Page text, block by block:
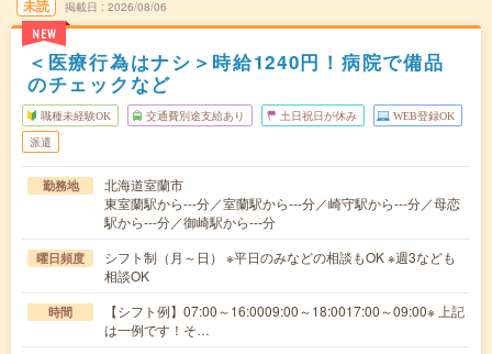
未読
NEW
掲載日 2026/08/06
＜医療行為はナシ＞時給1240円！病院で備品
のチェックなど
職種未経験OK 交通費別途支給あり 土日祝日が休み WEB登録OK
派遣
勤務地
北海道室蘭市
東室蘭駅から---分／室蘭駅から---分／崎守駅から---分／母恋
駅から---分／御崎駅から---分
曜日頻度
シフト制（月～日） ※平日のみなどの相談もOK ※週3なども
相談OK
時間
【シフト例】07:00～16:0009:00～18:0017:00～09:00※ 上記
は一例です！そ…